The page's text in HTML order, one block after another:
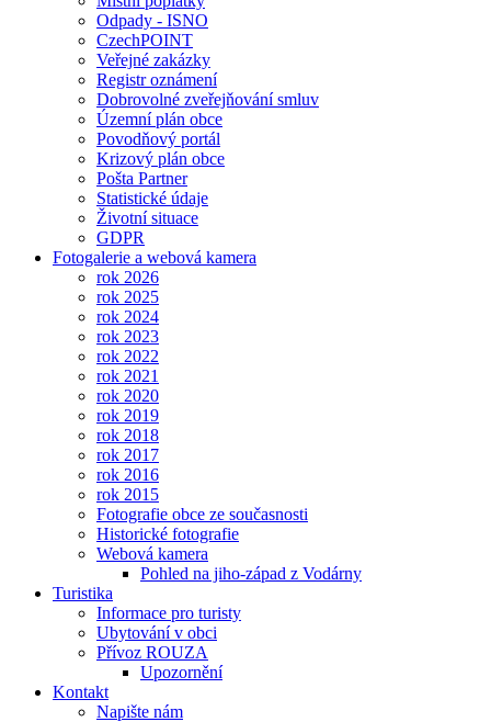
Odpady - ISNO
CzechPOINT
Veřejné zakázky
Registr oznámení
Dobrovolné zveřejňování smluv
Územní plán obce
Povodňový portál
Krizový plán obce
Pošta Partner
Statistické údaje
Životní situace
GDPR
Fotogalerie a webová kamera
rok 2026
rok 2025
rok 2024
rok 2023
rok 2022
rok 2021
rok 2020
rok 2019
rok 2018
rok 2017
rok 2016
rok 2015
Fotografie obce ze současnosti
Historické fotografie
Webová kamera
Pohled na jiho-západ z Vodárny
Turistika
Informace pro turisty
Ubytování v obci
Přívoz ROUZA
Upozornění
Kontakt
Napište nám